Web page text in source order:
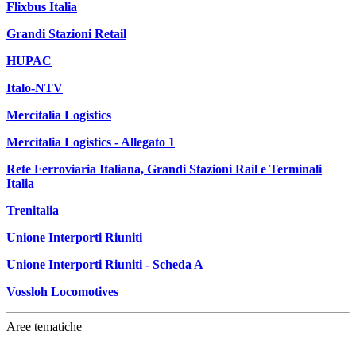
Flixbus Italia
Grandi Stazioni Retail
HUPAC
Italo-NTV
Mercitalia Logistics
Mercitalia Logistics - Allegato 1
Rete Ferroviaria Italiana, Grandi Stazioni Rail e Terminali
Italia
Trenitalia
Unione Interporti Riuniti
Unione Interporti Riuniti - Scheda A
Vossloh Locomotives
Aree tematiche